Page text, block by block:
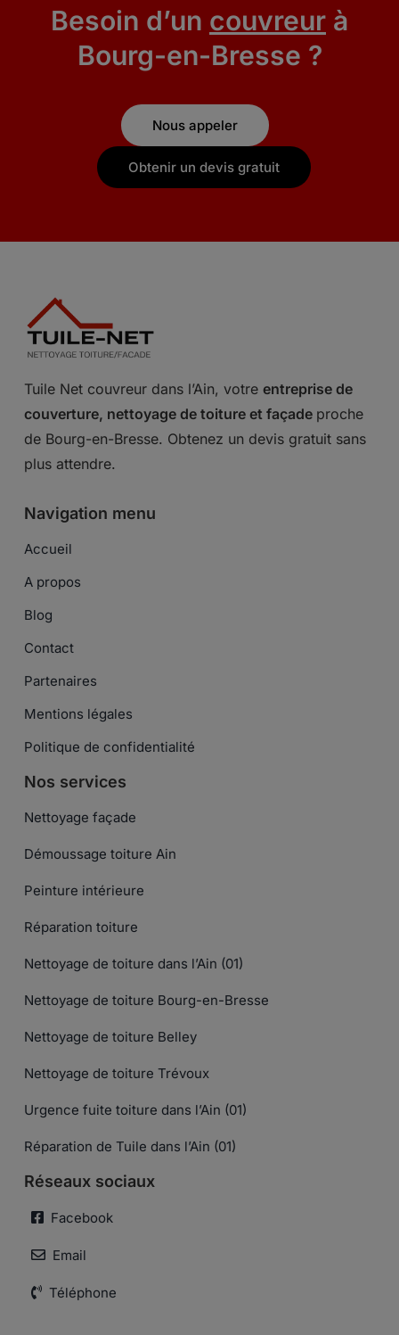
Besoin d’un couvreur à
Bourg-en-Bresse ?
Nous appeler
Obtenir un devis gratuit
Tuile Net couvreur dans l’Ain, votre entreprise de
couverture, nettoyage de toiture et façade proche
de Bourg-en-Bresse. Obtenez un devis gratuit sans
plus attendre.
Navigation menu
Accueil
A propos
Blog
Contact
Partenaires
Mentions légales
Politique de confidentialité
Nos services
Nettoyage façade
Démoussage toiture Ain
Peinture intérieure
Réparation toiture
Nettoyage de toiture dans l’Ain (01)
Nettoyage de toiture Bourg-en-Bresse
Nettoyage de toiture Belley
Nettoyage de toiture Trévoux
Urgence fuite toiture dans l’Ain (01)
Réparation de Tuile dans l’Ain (01)
Réseaux sociaux
Facebook
Email
Téléphone